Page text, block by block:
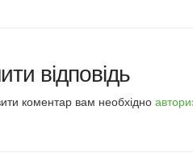
відповідь
коментар вам необхідно